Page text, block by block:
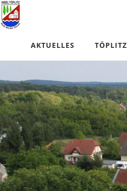
AKTUELLES TÖPLITZ